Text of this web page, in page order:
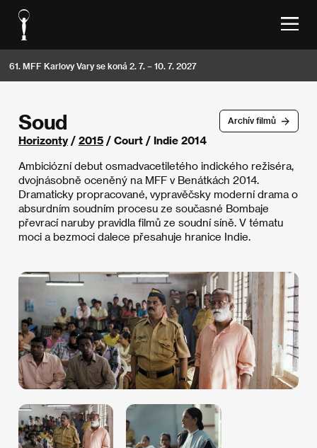
61. MFF Karlovy Vary se koná 2. 7. – 10. 7. 2027
Archív filmů
Soud
Horizonty/ 2015 / Court / Indie 2014
Ambiciózní debut osmadvacetiletého indického režiséra,
dvojnásobně oceněný na MFF v Benátkách 2014.
Dramaticky propracované, vypravěčsky moderní drama o
absurdním soudním procesu ze současné Bombaje
převrací naruby pravidla filmů ze soudní síně. V tématu
moci a bezmoci dalece přesahuje hranice Indie.